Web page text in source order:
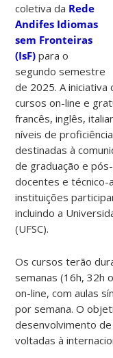
coletiva da Rede
Andifes Idiomas
sem Fronteiras
(IsF) para o
segundo semestre
de 2025. A iniciativa
cursos on-line e
francês, inglês,
níveis de
destinadas à
de graduação e
docentes e técnico-
instituições
incluindo a
(UFSC).
Os cursos terão
semanas (16h, 32h
on-line, com aulas
por semana. O
desenvolvimento
voltadas à